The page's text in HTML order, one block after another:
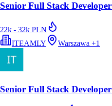
Senior Full Stack
22k - 32k PLN
ITEAMLY
Warszawa +1
Senior Full Stack